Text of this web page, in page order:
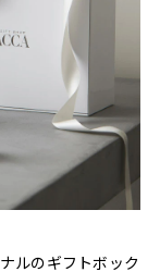
ルのギフトボック